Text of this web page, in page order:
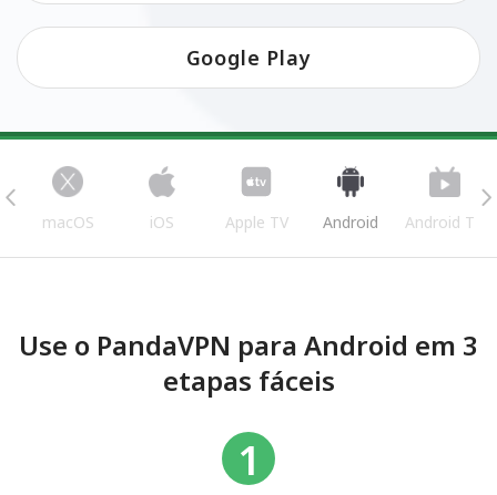
Google Play
macOS iOS Apple TV Android Android TV
Use o PandaVPN para Android em 3
etapas fáceis